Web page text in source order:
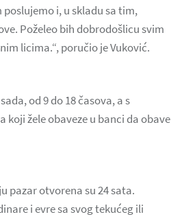
i, u skladu sa tim,
Poželeo bih dobrodošlicu svim
licima.“, poručio je Vuković.
od 9 do 18 časova, a s
žele obaveze u banci da obave
pazar otvorena su 24 sata.
i evre sa svog tekućeg ili